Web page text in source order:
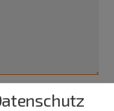
gelesenund bin